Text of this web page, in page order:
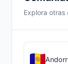
Explora